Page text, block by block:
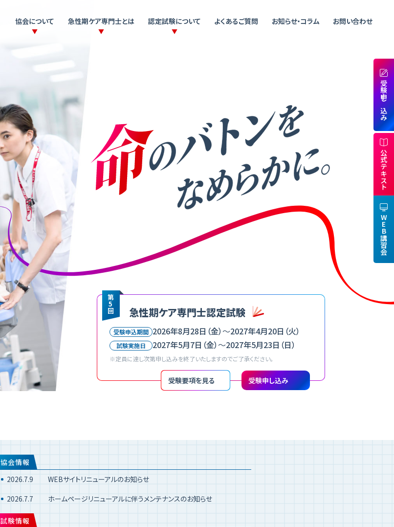
協会について 急性期ケア専門士とは 認定試験について よくあるご質問 お知らせ・コラム お問い合わせ
第
5
回 急性期ケア専門士認定試験
受験申込期間 2026年8月28日（金） 〜2027年4月20日（火）
試験実施日 2027年5月7日（金） 〜2027年5月23日（日）
※定員に達し次第申し込みを終了いたしますのでご了承ください。
受験要項を見る 受験申し込み
受験申し込み
公式テキスト
WEB講習会
協会情報
2026.7.9
WEBサイトリニューアルのお知らせ
2026.7.7
ホームページリニューアルに伴うメンテナンスのお知らせ
試験情報